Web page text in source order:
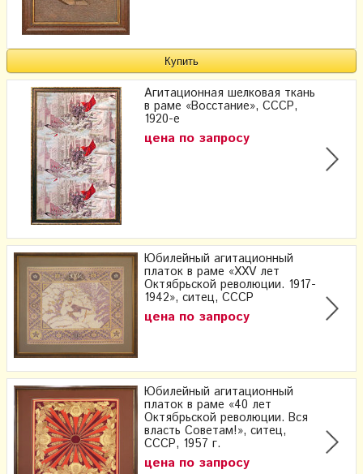
Агитационная шелковая ткань
в раме «Восстание», СССР,
1920-е
цена по запросу
Юбилейный агитационный
платок в раме «XXV лет
Октябрьской революции. 1917-
1942», ситец, СССР
цена по запросу
Юбилейный агитационный
платок в раме «40 лет
Октябрьской революции. Вся
власть Советам!», ситец,
СССР, 1957 г.
цена по запросу